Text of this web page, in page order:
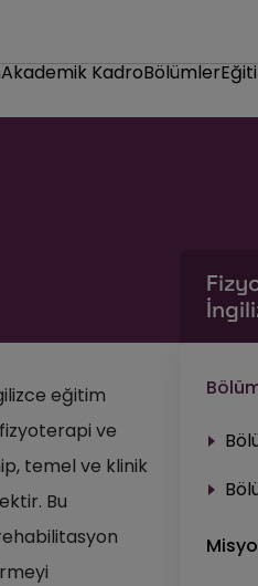
Akademik KadroBölümler
eğitim
ve
temel ve klinik
Bu